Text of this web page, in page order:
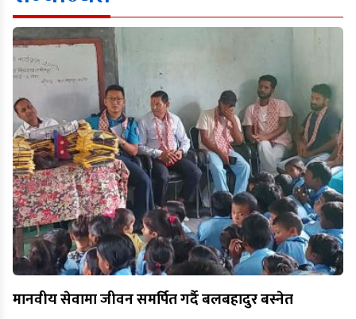
मानवीय सेवामा जीवन समर्पित गर्दै बलबहादुर बस्नेत